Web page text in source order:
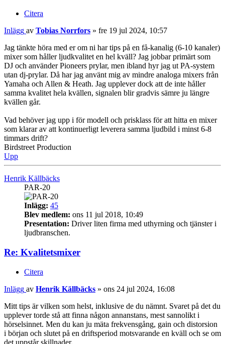
Citera
Inlägg av Tobias Norrfors » fre 19 jul 2024, 10:57
Jag tänkte höra med er om ni har tips på en få-kanalig (6-10 kanaler)
mixer som håller ljudkvalitet en hel kväll? Jag jobbar primärt som
DJ och använder Pioneers prylar, men ibland hyr jag ut PA-system
utan dj-prylar. Då har jag använt mig av mindre analoga mixers från
Yamaha och Allen & Heath. Jag upplever dock att de inte håller
samma kvalitet hela kvällen, signalen blir gradvis sämre ju längre
kvällen går.
Vad behöver jag upp i för modell och prisklass för att hitta en mixer
som klarar av att kontinuerligt leverera samma ljudbild i minst 6-8
timmars drift?
Birdstreet Production
Upp
Henrik Källbäcks
PAR-20
Inlägg: 45
Blev medlem: ons 11 jul 2018, 10:49
Presentation: Driver liten firma med uthyrning och tjänster i
ljudbranschen.
Re: Kvalitetsmixer
Citera
Inlägg av Henrik Källbäcks » ons 24 jul 2024, 16:08
Mitt tips är vilken som helst, inklusive de du nämnt. Svaret på det du
upplever torde stå att finna någon annanstans, mest sannolikt i
hörselsinnet. Men du kan ju mäta frekvensgång, gain och distorsion
i början och slutet på en driftsperiod motsvarande en kväll och se om
det uppstår skillnader.